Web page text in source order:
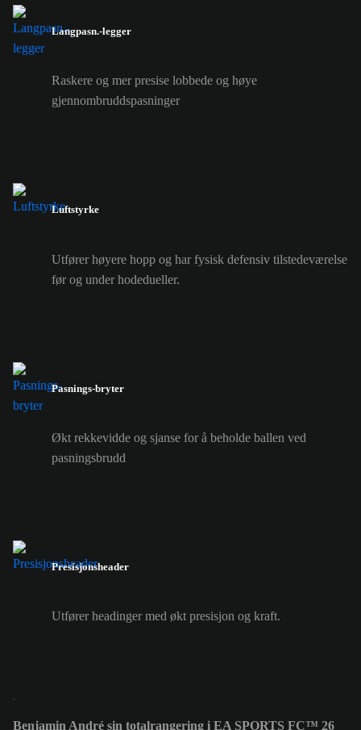
Langpasn.-legger
Raskere og mer presise lobbede og høye
gjennombruddspasninger
Luftstyrke
Utfører høyere hopp og har fysisk defensiv tilstedeværelse
før og under hodedueller.
Pasnings-bryter
Økt rekkevidde og sjanse for å beholde ballen ved
pasningsbrudd
Presisjonsheader
Utfører headinger med økt presisjon og kraft.
Benjamin André sin totalrangering i EA SPORTS FC™ 26